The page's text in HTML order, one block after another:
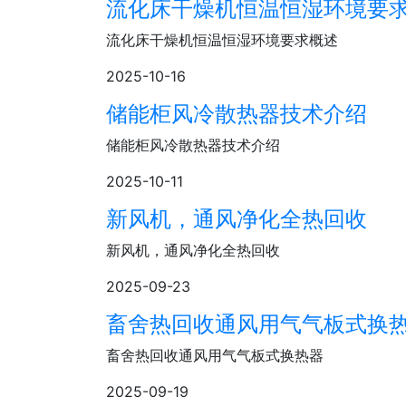
流化床干燥机恒温恒湿环境要
流化床干燥机恒温恒湿环境要求概述
2025-10-16
储能柜风冷散热器技术介绍
储能柜风冷散热器技术介绍
2025-10-11
新风机，通风净化全热回收
新风机，通风净化全热回收
2025-09-23
畜舍热回收通风用气气板式换
畜舍热回收通风用气气板式换热器
2025-09-19